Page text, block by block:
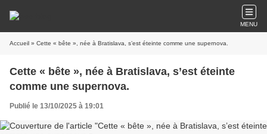
MENU
Accueil » Cette « bête », née à Bratislava, s’est éteinte comme une supernova.
Cette « bête », née à Bratislava, s’est éteinte
comme une supernova.
Publié le 13/10/2025 à 19:01